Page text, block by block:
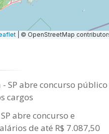
© OpenStreetMap
SP abre concurso público
cargos
abre concurso e
de até R$ 7.087,50